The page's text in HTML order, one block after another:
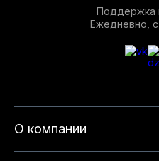
О компании
Поддержка
Ежедневно,